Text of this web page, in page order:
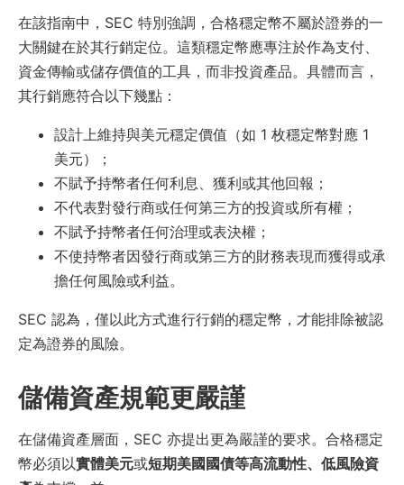
在該指南中，SEC 特別強調，合格穩定幣不屬於證券的一
大關鍵在於其行銷定位。這類穩定幣應專注於作為支付、
資金傳輸或儲存價值的工具，而非投資產品。具體而言，
其行銷應符合以下幾點：
設計上維持與美元穩定價值（如 1 枚穩定幣對應 1
美元）；
不賦予持幣者任何利息、獲利或其他回報；
不代表對發行商或任何第三方的投資或所有權；
不賦予持幣者任何治理或表決權；
不使持幣者因發行商或第三方的財務表現而獲得或承
擔任何風險或利益。
SEC 認為，僅以此方式進行行銷的穩定幣，才能排除被認
定為證券的風險。
儲備資產規範更嚴謹
在儲備資產層面，SEC 亦提出更為嚴謹的要求。合格穩定
幣必須以實體美元或短期美國國債等高流動性、低風險資